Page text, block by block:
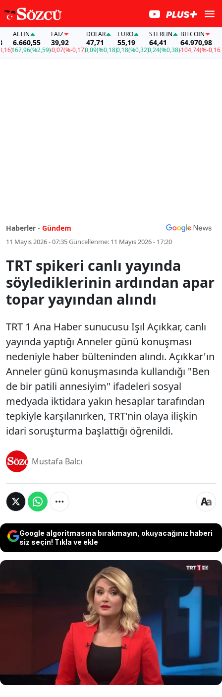
ALTIN
6.660,55
167,96(%2,59)
FAİZ
39,92
-0,07(%-0,17)
DOLAR
47,71
0,09(%0,18)
EURO
55,19
0,18(%0,32)
STERLIN
64,41
0,24(%0,38)
BITCOIN
64.970,98
-104,74(%-0,16)
Haberler - Gündem
11 Mayıs 2026 - 07:35Güncellenme: 11 Mayıs 2026 - 17:20
TRT spikeri canlı yayında
söylediklerinin ardından apar
topar yayından alındı
TRT 1 Ana Haber sunucusu Işıl Açıkkar, canlı
yayında yaptığı Anneler günü konuşması
nedeniyle haber bülteninden alındı. Açıkkar'ın
Anneler günü konuşmasında kullandığı "Ben
de bir patili annesiyim" ifadeleri sosyal
medyada iktidara yakın hesaplar tarafından
tepkiyle karşılanırken, TRT'nin olaya ilişkin
idari soruşturma başlattığı öğrenildi.
Mustafa Balcı
Google algoritmasına bırakmayın, okuyacağınız haberi
siz seçin! Tıkla ve ekle
TRT 1 Ana Haber sunucusu Işıl Açıkkar, canlı
yayında yaptığı Anneler günü konuşması
nedeniyle haber bülteninden alındı. Açıkkar'ın
Anneler günü konuşmasında kullandığı "Ben de
bir patili annesiyim" ifadeleri sosyal medyada
iktidara yakın hesaplar tarafından tepkiyle
karşılanırken, TRT'nin olaya ilişkin idari
soruşturma başlattığı öğrenildi.